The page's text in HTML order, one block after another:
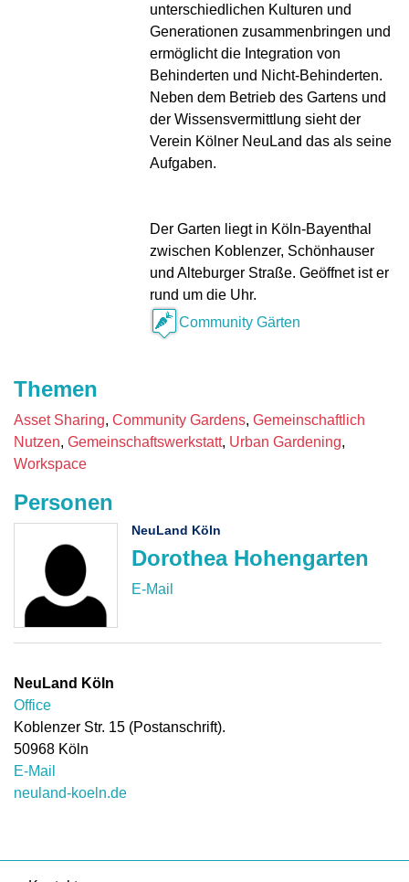
unterschiedlichen Kulturen und
Generationen zusammenbringen und
ermöglicht die Integration von
Behinderten und Nicht-Behinderten.
Neben dem Betrieb des Gartens und
der Wissensvermittlung sieht der
Verein Kölner NeuLand das als seine
Aufgaben.
Der Garten liegt in Köln-Bayenthal
zwischen Koblenzer, Schönhauser
und Alteburger Straße. Geöffnet ist er
rund um die Uhr.
Community Gärten
Themen
Asset Sharing Community Gardens Gemeinschaftlich
Nutzen Gemeinschaftswerkstatt Urban Gardening
Workspace
Personen
Dorothea Hohengarten
NeuLand Köln
NeuLand Köln
Office
Koblenzer Str. 15 (Postanschrift).
50968 Köln
E-Mail
neuland-koeln.de